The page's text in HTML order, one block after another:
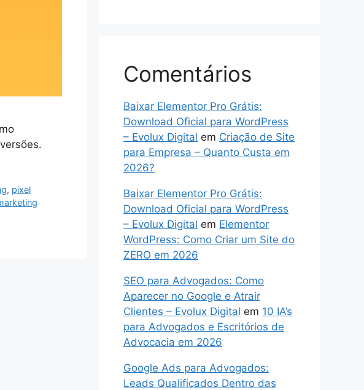
, pixel
Comentários
Baixar Elementor Pro Grátis:
Download Oficial para WordPress
– Evolux Digital em Criação de Site
para Empresa – Quanto Custa em
2026?
Baixar Elementor Pro Grátis:
Download Oficial para WordPress
– Evolux Digital em Elementor
WordPress: Como Criar um Site do
ZERO em 2026
SEO para Advogados: Como
Aparecer no Google e Atrair
Clientes – Evolux Digital em 10 IA’s
para Advogados e Escritórios de
Advocacia em 2026
Google Ads para Advogados:
Leads Qualificados Dentro das